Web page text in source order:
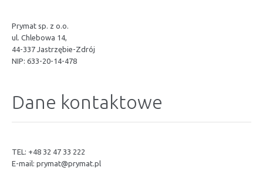
Prymat sp. z o.o.
ul. Chlebowa 14,
44-337 Jastrzębie-Zdrój
NIP: 633-20-14-478
Dane kontaktowe
TEL: +48 32 47 33 222
E-mail: prymat@prymat.pl